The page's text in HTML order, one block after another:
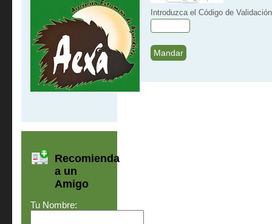
Recomienda
a un
Amigo
Tu Nombre:
Introduzca el Código de